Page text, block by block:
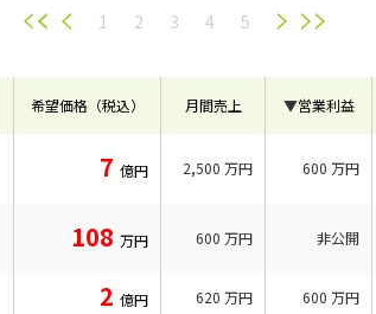
1 2 3 4 5
希望価格（税込） 月間売上 ▼営業利益
7 億円 2,500 万円 600 万円
108 万円 600 万円 非公開
2 億円 620 万円 600 万円